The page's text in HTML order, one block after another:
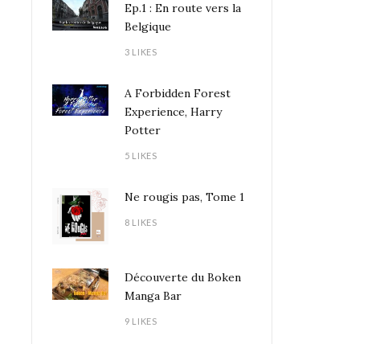
Ep.1 : En route vers la
Belgique
3 LIKES
A Forbidden Forest
Experience, Harry
Potter
5 LIKES
Ne rougis pas, Tome 1
8 LIKES
Découverte du Boken
Manga Bar
9 LIKES